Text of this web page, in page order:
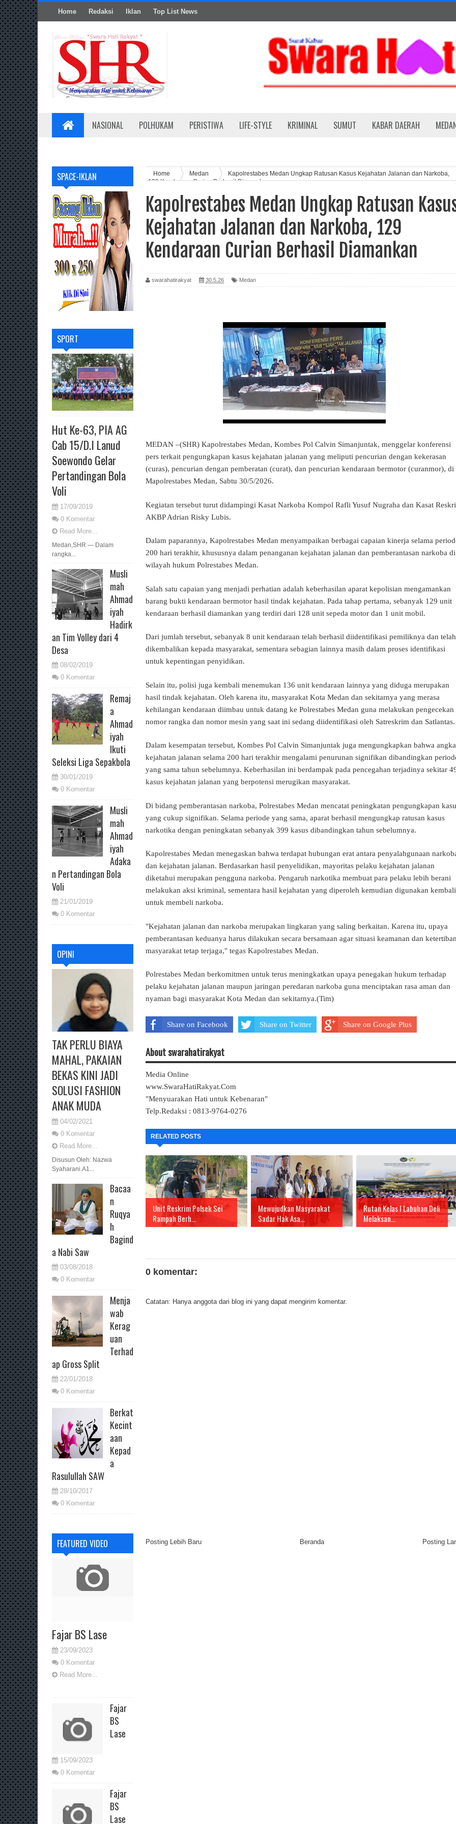
Home Redaksi Iklan Top List News
NASIONAL POLHUKAM PERISTIWA LIFE-STYLE KRIMINAL SUMUT KABAR DAERAH
SPACE-IKLAN
SPORT
Hut Ke-63, PIA AG
Cab 15/D.I Lanud
Soewondo Gelar
Pertandingan Bola
Voli
17/09/2019
0 Komentar
Read More...
Medan,SHR — Dalam
rangka...
Musli
mah
Ahmad
iyah
Hadirk
an Tim Volley dari 4
Desa
08/02/2019
0 Komentar
Remaj
a
Ahmad
iyah
Ikuti
Seleksi Liga Sepakbola
30/01/2019
0 Komentar
Musli
mah
Ahmad
iyah
Adaka
n Pertandingan Bola
Voli
21/01/2019
0 Komentar
OPINI
TAK PERLU BIAYA
MAHAL, PAKAIAN
BEKAS KINI JADI
SOLUSI FASHION
ANAK MUDA
04/02/2021
0 Komentar
Read More...
Disusun Oleh: Nazwa
Syaharani.A1...
Bacaa
n
Ruqya
h
Bagind
a Nabi Saw
03/08/2018
0 Komentar
Menja
wab
Kerag
uan
Terhad
ap Gross Split
22/01/2018
0 Komentar
Berkat
Kecint
aan
Kepad
a
Rasulullah SAW
28/10/2017
0 Komentar
FEATURED VIDEO
Fajar BS Lase
23/09/2023
0 Komentar
Read More...
Fajar
BS
Lase
15/09/2023
0 Komentar
Fajar
BS
Lase
Home Medan
Kapolrestabes Medan Ungkap Ratusan Kasus Kejahatan Jalanan dan Narkoba,
129 Kendaraan Curian Berhasil Diamankan
Kapolrestabes Medan Ungkap Ratusan
Kejahatan Jalanan dan Narkoba, 129
Kendaraan Curian Berhasil Diamankan
swarahatirakyat 30.5.26 Medan
MEDAN –(SHR) Kapolrestabes Medan, Kombes Pol Calvin Simanjuntak, menggelar konferensi
pers terkait pengungkapan kasus kejahatan jalanan yang meliputi pencurian dengan kekerasan
(curas), pencurian dengan pemberatan (curat), dan pencurian kendaraan bermotor (curanmor), di
Mapolrestabes Medan, Sabtu 30/5/2026.
Kegiatan tersebut turut didampingi Kasat Narkoba Kompol Rafli Yusuf Nugraha dan Kasat
AKBP Adrian Risky Lubis.
Dalam paparannya, Kapolrestabes Medan menyampaikan berbagai capaian kinerja selama
200 hari terakhir, khususnya dalam penanganan kejahatan jalanan dan pemberantasan narkoba di
wilayah hukum Polrestabes Medan.
Salah satu capaian yang menjadi perhatian adalah keberhasilan aparat kepolisian mengamankan
barang bukti kendaraan bermotor hasil tindak kejahatan. Pada tahap pertama, sebanyak 129 unit
kendaraan berhasil diamankan yang terdiri dari 128 unit sepeda motor dan 1 unit mobil.
Dari jumlah tersebut, sebanyak 8 unit kendaraan telah berhasil diidentifikasi pemiliknya dan telah
dikembalikan kepada masyarakat, sementara sebagian lainnya masih dalam proses identifikasi
untuk kepentingan penyidikan.
Selain itu, polisi juga kembali menemukan 136 unit kendaraan lainnya yang diduga merupakan
hasil tindak kejahatan. Oleh karena itu, masyarakat Kota Medan dan sekitarnya yang merasa
kehilangan kendaraan diimbau untuk datang ke Polrestabes Medan guna melakukan pengecekan
nomor rangka dan nomor mesin yang saat ini sedang diidentifikasi oleh Satreskrim dan Satlantas.
Dalam kesempatan tersebut, Kombes Pol Calvin Simanjuntak juga mengungkapkan bahwa angka
kejahatan jalanan selama 200 hari terakhir mengalami penurunan signifikan dibandingkan
yang sama tahun sebelumnya. Keberhasilan ini berdampak pada pencegahan terjadinya sekitar
kasus kejahatan jalanan yang berpotensi merugikan masyarakat.
Di bidang pemberantasan narkoba, Polrestabes Medan mencatat peningkatan pengungkapan
yang cukup signifikan. Selama periode yang sama, aparat berhasil mengungkap ratusan kasus
narkotika dengan peningkatan sebanyak 399 kasus dibandingkan tahun sebelumnya.
Kapolrestabes Medan menegaskan bahwa terdapat hubungan erat antara penyalahgunaan
dan kejahatan jalanan. Berdasarkan hasil penyelidikan, mayoritas pelaku kejahatan jalanan
diketahui merupakan pengguna narkoba. Pengaruh narkotika membuat para pelaku lebih berani
melakukan aksi kriminal, sementara hasil kejahatan yang diperoleh kemudian digunakan kembali
untuk membeli narkoba.
"Kejahatan jalanan dan narkoba merupakan lingkaran yang saling berkaitan. Karena itu, upaya
pemberantasan keduanya harus dilakukan secara bersamaan agar situasi keamanan dan
masyarakat tetap terjaga," tegas Kapolrestabes Medan.
Polrestabes Medan berkomitmen untuk terus meningkatkan upaya penegakan hukum terhadap
pelaku kejahatan jalanan maupun jaringan peredaran narkoba guna menciptakan rasa aman dan
nyaman bagi masyarakat Kota Medan dan sekitarnya.(Tim)
Share on Facebook Share on Twitter Share on Google Plus
About swarahatirakyat
Media Online
www.SwaraHatiRakyat.Com
"Menyuarakan Hati untuk Kebenaran"
Telp.Redaksi : 0813-9764-0276
RELATED POSTS
Unit Reskrim Polsek Sei
Rampah Berh...
Mewujudkan Masyarakat
Sadar Hak Asa...
Rutan Kelas I Labuhan Deli
Melaksan...
0 komentar:
Catatan: Hanya anggota dari blog ini yang dapat mengirim komentar.
Posting Lebih Baru Posting
Beranda